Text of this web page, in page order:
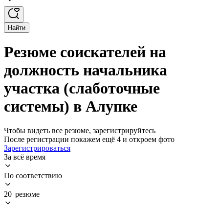
Найти
Резюме соискателей на
должность начальника
участка (слаботочные
системы) в Алупке
Чтобы видеть все резюме, зарегистрируйтесь
После регистрации покажем ещё 4 и откроем фото
Зарегистрироваться
За всё время
По соответствию
20 резюме